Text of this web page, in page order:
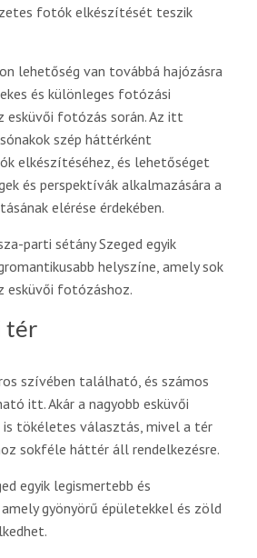
fotók elkészítését teszik
lehetőség van továbbá hajózásra
és különleges fotózási
esküvői fotózás során. Az itt
szép háttérként
elkészítéséhez, és lehetőséget
és perspektívák alkalmazására a
elérése érdekében.
parti sétány Szeged egyik
helyszíne, amely sok
esküvői fotózáshoz.
tér
szívében található, és számos
itt. Akár a nagyobb esküvői
is tökéletes választás, mivel a tér
sokféle háttér áll rendelkezésre.
egyik legismertebb és
gyönyörű épületekkel és zöld